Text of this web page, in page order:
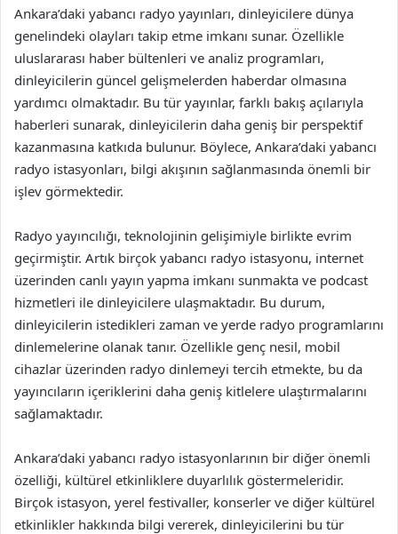
Ankara’daki yabancı radyo yayınları, dinleyicilere dünya
genelindeki olayları takip etme imkanı sunar. Özellikle
uluslararası haber bültenleri ve analiz programları,
dinleyicilerin güncel gelişmelerden haberdar olmasına
yardımcı olmaktadır. Bu tür yayınlar, farklı bakış açılarıyla
haberleri sunarak, dinleyicilerin daha geniş bir perspektif
kazanmasına katkıda bulunur. Böylece, Ankara’daki yabancı
radyo istasyonları, bilgi akışının sağlanmasında önemli bir
işlev görmektedir.
Radyo yayıncılığı, teknolojinin gelişimiyle birlikte evrim
geçirmiştir. Artık birçok yabancı radyo istasyonu, internet
üzerinden canlı yayın yapma imkanı sunmakta ve podcast
hizmetleri ile dinleyicilere ulaşmaktadır. Bu durum,
dinleyicilerin istedikleri zaman ve yerde radyo programlarını
dinlemelerine olanak tanır. Özellikle genç nesil, mobil
cihazlar üzerinden radyo dinlemeyi tercih etmekte, bu da
yayıncıların içeriklerini daha geniş kitlelere ulaştırmalarını
sağlamaktadır.
Ankara’daki yabancı radyo istasyonlarının bir diğer önemli
özelliği, kültürel etkinliklere duyarlılık göstermeleridir.
Birçok istasyon, yerel festivaller, konserler ve diğer kültürel
etkinlikler hakkında bilgi vererek, dinleyicilerini bu tür